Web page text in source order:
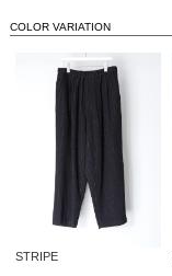
COLOR VARIATION
STRIPE